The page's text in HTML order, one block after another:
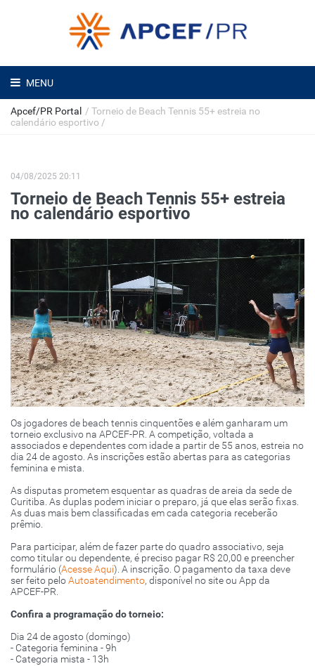
MENU
Apcef/PR Portal / Torneio de Beach Tennis 55+ estreia no
calendário esportivo /
04/08/2025 20:11
Torneio de Beach Tennis 55+ estreia
no calendário esportivo
Os jogadores de beach tennis cinquentões e além ganharam um
torneio exclusivo na APCEF-PR. A competição, voltada a
associados e dependentes com idade a partir de 55 anos, estreia no
dia 24 de agosto. As inscrições estão abertas para as categorias
feminina e mista.
As disputas prometem esquentar as quadras de areia da sede de
Curitiba. As duplas podem iniciar o preparo, já que elas serão fixas.
As duas mais bem classificadas em cada categoria receberão
prêmio.
Para participar, além de fazer parte do quadro associativo, seja
como titular ou dependente, é preciso pagar R$ 20,00 e preencher
formulário (Acesse Aqui). A inscrição. O pagamento da taxa deve
ser feito peloAutoatendimento, disponível no site ou App da
APCEF-PR.
Confira a programação do torneio:
Dia 24 de agosto (domingo)
- Categoria feminina - 9h
- Categoria mista - 13h